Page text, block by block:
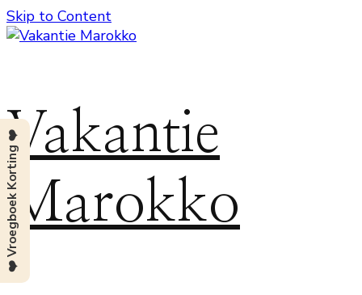
Skip to Content
Vakantie
Marokko
❤️ Vroegboek Korting ❤️